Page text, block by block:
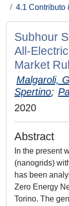
4.1 Contributo
Subhour
All-
Market
Malgaroli,
Spertino;
2020
Abstract
In the present
(nanogrids)
has been
Zero Energy
Torino. The